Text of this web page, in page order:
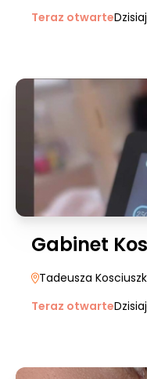
Teraz otwarte
Gabinet
Tadeusza
Teraz otwarte